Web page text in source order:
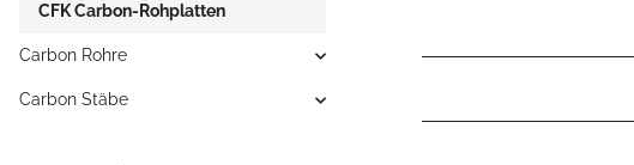
CFK Carbon-Rohplatten
Carbon Rohre
Carbon Stäbe